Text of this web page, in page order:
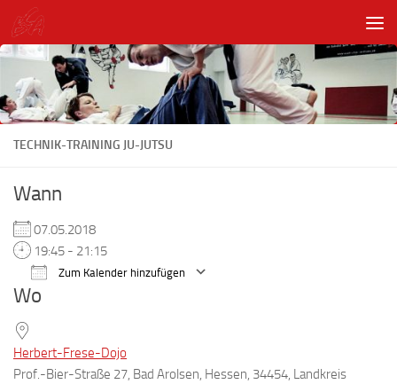
Unter dem Inhalt
TECHNIK-TRAINING JU-JUTSU
Wann
07.05.2018
19:45 - 21:15
Zum Kalender hinzufügen
Wo
Herbert-Frese-Dojo
Prof.-Bier-Straße 27, Bad Arolsen, Hessen, 34454, Landkreis